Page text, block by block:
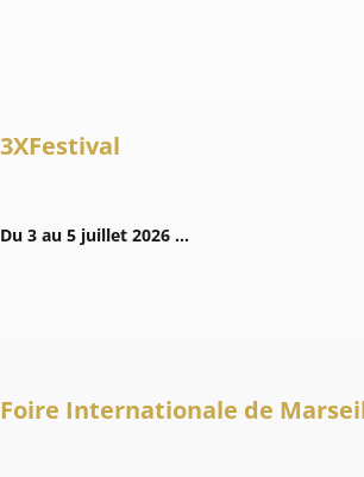
3XFestival
Du 3 au 5 juillet 2026 …
Foire Internationale de